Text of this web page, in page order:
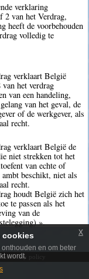
verklaring
2 van het Verdrag,
heeft de voorbehouden
volledig te
verklaart België
het verdrag
van een handeling,
van het geval, de
of de werkgever, als
recht.
verklaart België de
niet strekken tot het
van echte of
beschikt, niet als
recht.
houdt België zich het
te passen als het
van de
».
policy
cookies
en om beter
wordt.
x